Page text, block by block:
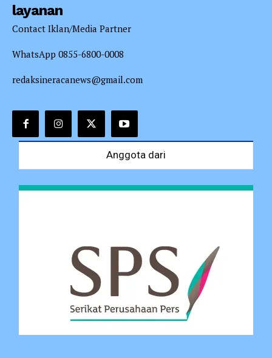
layanan
Contact Iklan/Media Partner
WhatsApp 0855-6800-0008
redaksineracanews@gmail.com
Anggota dari